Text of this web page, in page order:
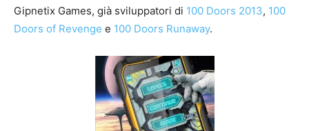
Gipnetix Games, già sviluppatori di 100 Doors 2013, 100
Doors of Revenge e 100 Doors Runaway.